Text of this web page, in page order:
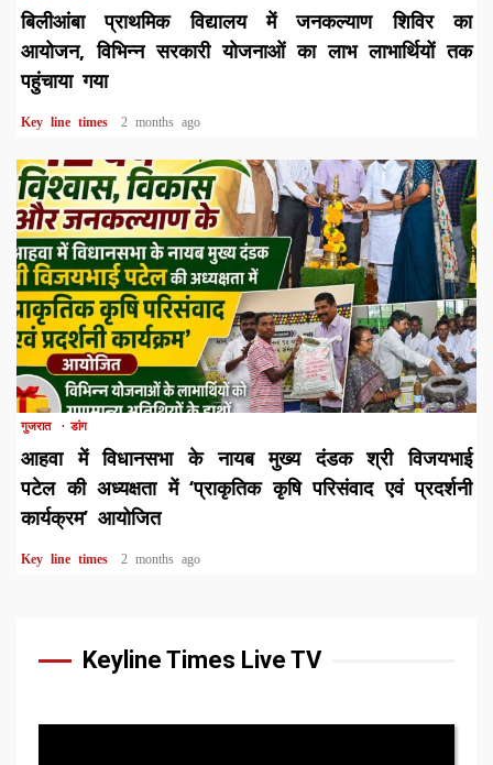
बिलीआंबा प्राथमिक विद्यालय में जनकल्याण शिविर का
आयोजन, विभिन्न सरकारी योजनाओं का लाभ लाभार्थियों तक
पहुंचाया गया
Key line times 2 months ago
1 min read
गुजरात डांग
आहवा में विधानसभा के नायब मुख्य दंडक श्री विजयभाई
पटेल की अध्यक्षता में ‘प्राकृतिक कृषि परिसंवाद एवं प्रदर्शनी
कार्यक्रम’ आयोजित
Key line times 2 months ago
Keyline Times Live TV